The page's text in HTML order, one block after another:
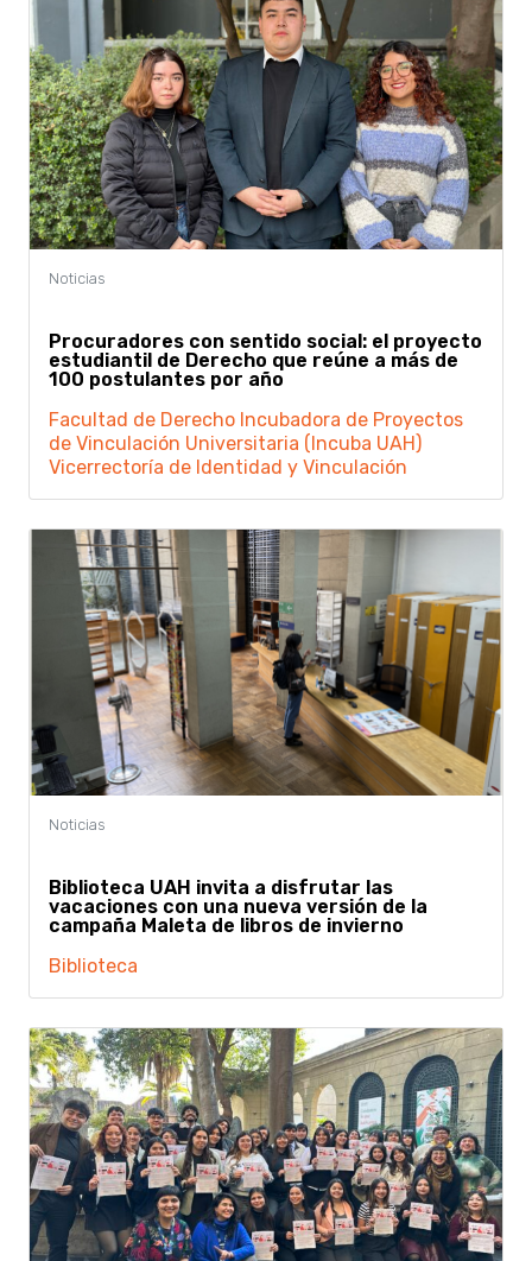
Procuradores con sentido social: el proyecto
estudiantil de Derecho que reúne a más de
100 postulantes por año
Facultad de Derecho Incubadora de Proyectos
de Vinculación Universitaria (Incuba UAH)
Vicerrectoría de Identidad y Vinculación
Biblioteca UAH invita a disfrutar las
vacaciones con una nueva versión de la
campaña Maleta de libros de invierno
Biblioteca